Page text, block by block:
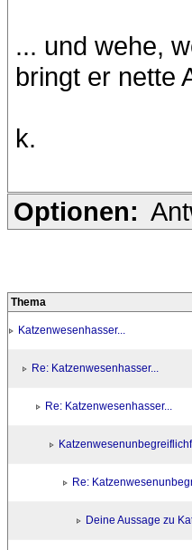
... und wehe,
bringt er nette
k.
Optionen:
Thema
Katzenwesenhasser...
Re: Katzenwesenhasser...
Re: Katzenwesenhasser...
Re:
Deine Aussage zu